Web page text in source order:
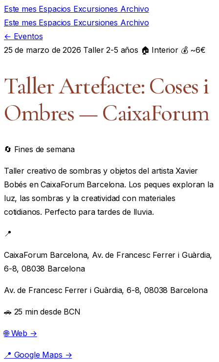
Este mes Espacios Excursiones Archivo
Este mes Espacios Excursiones Archivo
← Eventos
25 de marzo de 2026 Taller 2-5 años 🏠 Interior 💰 ~6€
Taller Artefacte: Coses i
Ombres — CaixaForum
🔄 Fines de semana
Taller creativo de sombras y objetos del artista Xavier
Bobés en CaixaForum Barcelona. Los peques exploran la
luz, las sombras y la creatividad con materiales
cotidianos. Perfecto para tardes de lluvia.
📍
CaixaForum Barcelona, Av. de Francesc Ferrer i Guàrdia,
6-8, 08038 Barcelona
Av. de Francesc Ferrer i Guàrdia, 6-8, 08038 Barcelona
🚗 25 min desde BCN
🌐 Web →
📍 Google Maps →